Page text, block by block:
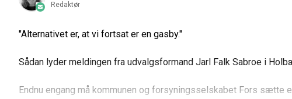
Redaktør
"Alternativet er, at vi fortsat er en gasby."
Sådan lyder meldingen fra udvalgsformand Jarl Falk Sabroe i
Endnu engang må kommunen og forsyningsselskabet Fors